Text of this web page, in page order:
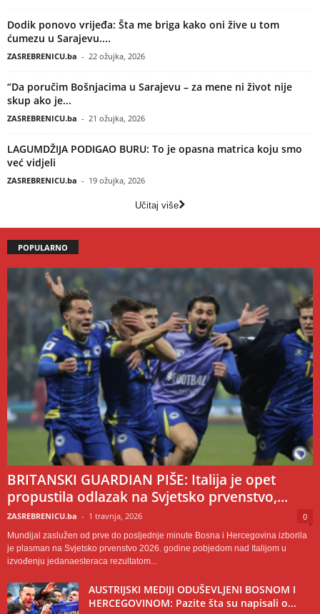
Dodik ponovo vrijeđa: Šta me briga kako oni žive u tom
ćumezu u Sarajevu....
ZASREBRENICU.ba - 22 ožujka, 2026
“Da poručim Bošnjacima u Sarajevu – za mene ni život nije
skup ako je...
ZASREBRENICU.ba - 21 ožujka, 2026
LAGUMDŽIJA PODIGAO BURU: To je opasna matrica koju smo
već vidjeli
ZASREBRENICU.ba - 19 ožujka, 2026
Učitaj više
POPULARNO
BRITANSKI GUARDIAN PIŠE: Italija je opet
propustila odlazak na Svjetsko prvenstvo,...
ZASREBRENICU.ba - 1 travnja, 2026 0
Mundijal zaslužen od prve do posljednje minute Bosna i Hercegovina izborila
je plasman na Svjetsko prvenstvo 2026. godine pobjedom nad Italijom u
izvođenju jedanaesteraca rezultatom...
AUSTRIJSKI MEDIJI ODUŠEVLJENI BOSNOM I
HERCEGOVINOM: Pazite šta su napisali o...